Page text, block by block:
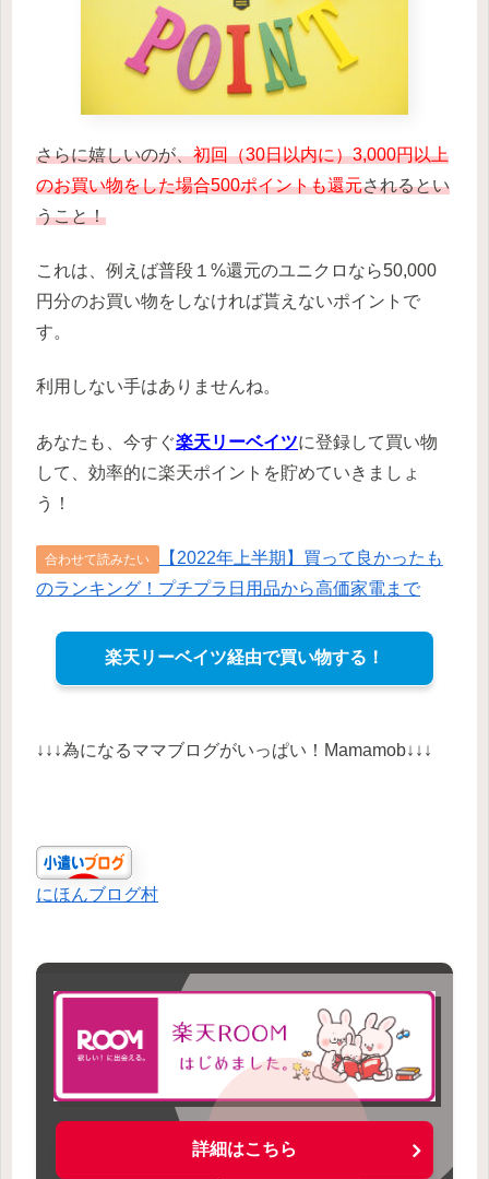
さらに嬉しいのが、初回（30日以内に）3,000円以上
のお買い物をした場合500ポイントも還元されるとい
うこと！
これは、例えば普段１%還元のユニクロなら50,000
円分のお買い物をしなければ貰えないポイントで
す。
利用しない手はありませんね。
あなたも、今すぐ楽天リーベイツに登録して買い物
して、効率的に楽天ポイントを貯めていきましょ
う！
合わせて読みたい
【2022年上半期】買って良かったも
のランキング！プチプラ日用品から高価家電まで
楽天リーベイツ経由で買い物する！
↓↓↓為になるママブログがいっぱい！Mamamob↓↓↓
にほんブログ村
詳細はこちら